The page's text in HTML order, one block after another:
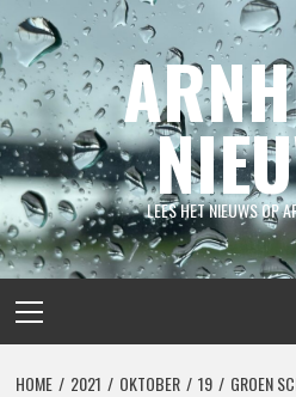
Spring
naar
inhoud
LEES HET NIEUWS OP
menu
HOME 2021 OKTOBER 19
GROEN